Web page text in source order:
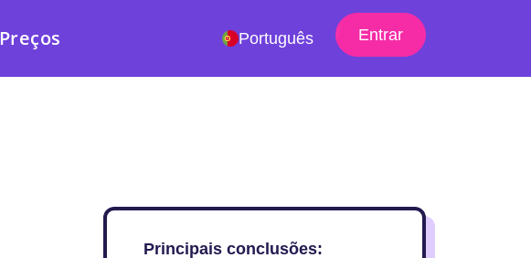
Preços Português Entrar
Principais conclusões: